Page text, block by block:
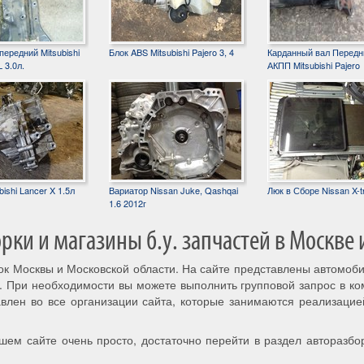
Mitsubishi
3.0л.
Блок ABS Mitsubishi Pajero 3, 4
Карданный вал
АКПП Mitsubishi Pajero
Lancer X 1.5л
Вариатор Nissan Juke, Qashqai
1.6 2012г
Люк в Сборе Nissan X-
и магазины б.у. запчастей в Москве
Москвы и Московской области. На сайте представлены
При необходимости вы можете выполнить групповой запрос в
во все организации сайта, которые занимаются
сайте очень просто, достаточно перейти в раздел